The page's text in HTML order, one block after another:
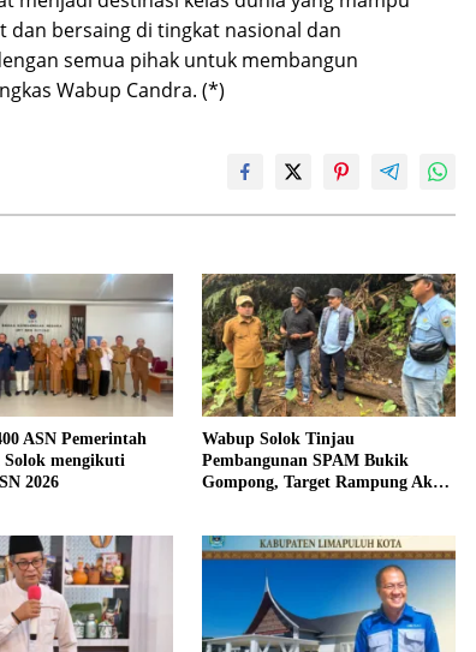
dan bersaing di tingkat nasional dan
semua pihak untuk membangun
Wabup Candra. (*)
ASN Pemerintah
Solok mengikuti
2026
Wabup Solok Tinjau
Pembangunan SPAM Bukik
Gompong, Target Rampung Akhir